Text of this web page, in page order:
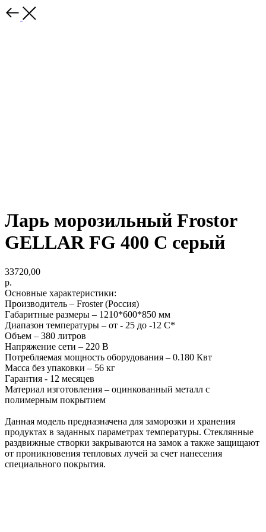
Ларь морозильный Frostor
GELLAR FG 400 C серый
33720,00
р.
Основные характеристики:
Производитель – Froster (Россия)
Габаритные размеры – 1210*600*850 мм
Диапазон температуры – от - 25 до -12 С*
Объем – 380 литров
Напряжение сети – 220 В
Потребляемая мощность оборудования – 0.180 Квт
Масса без упаковки – 56 кг
Гарантия - 12 месяцев
Материал изготовления – оцинкованный металл с
полимерным покрытием
Данная модель предназначена для заморозки и хранения
продуктах в заданных параметрах температуры. Стеклянные
раздвижные створки закрываются на замок а также защищают
от проникновения тепловых лучей за счет нанесения
специального покрытия.